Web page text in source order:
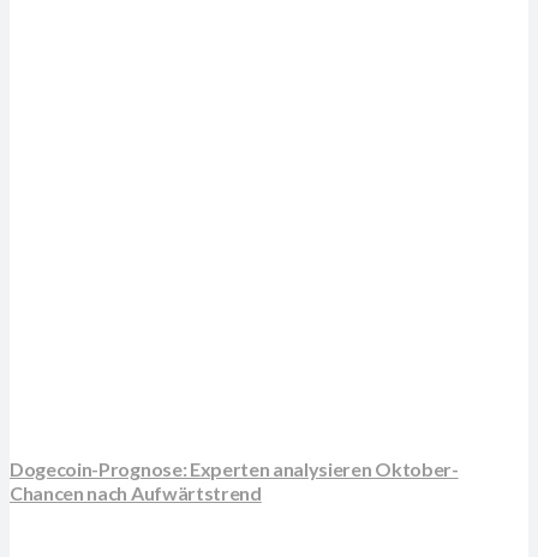
Dogecoin-Prognose: Experten analysieren Oktober-
Chancen nach Aufwärtstrend